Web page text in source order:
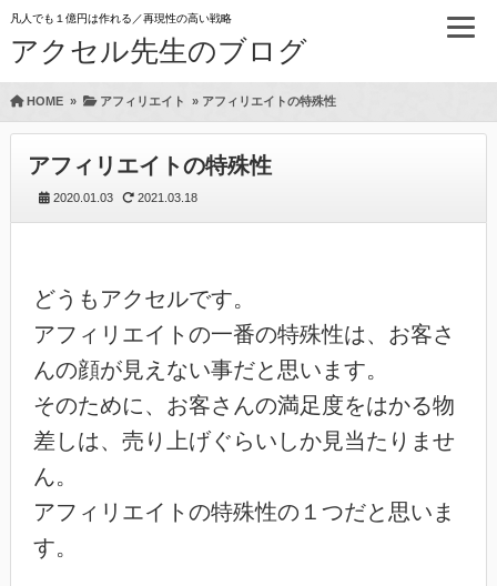
凡人でも１億円は作れる／再現性の高い戦略
アクセル先生のブログ
HOME» アフィリエイト » アフィリエイトの特殊性
アフィリエイトの特殊性
2020.01.03 2021.03.18
どうもアクセルです。
アフィリエイトの一番の特殊性は、お客さ
んの顔が見えない事だと思います。
そのために、お客さんの満足度をはかる物
差しは、売り上げぐらいしか見当たりませ
ん。
アフィリエイトの特殊性の１つだと思いま
す。